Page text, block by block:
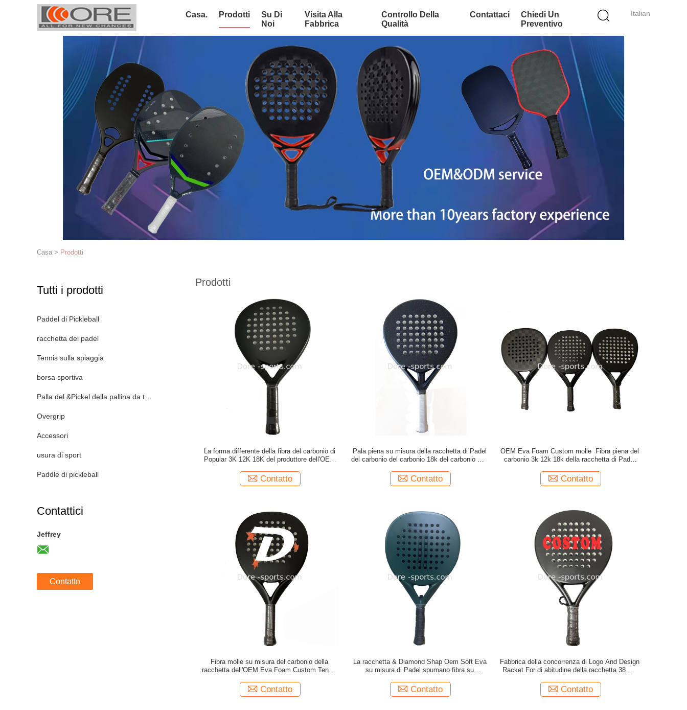
Italian
Casa. Prodotti
Su Di
Noi
Visita Alla
Fabbrica
Controllo Della
Qualità
Contattaci
Chiedi Un
Preventivo
Casa > Prodotti
Tutti i prodotti
Paddel di Pickleball
racchetta del padel
Tennis sulla spiaggia
borsa sportiva
Overgrip
Accessori
usura di sport
Paddle di pickleball
Contattici
Jeffrey
Contatto
Prodotti
La forma differente della fibra del carbonio di
Popular 3K 12K 18K del produttore dell'OEM
spiaggia di Padel delle racchette di Padel
Contatto
Pala piena su misura della racchetta di Padel
del carbonio del carbonio 18k del carbonio 12k
per il giocatore
Contatto
OEM Eva Foam Custom molle Fibra piena del
carbonio 3k 12k 18k della racchetta di Padel
Contatto
Fibra molle su misura del carbonio della
racchetta dell'OEM Eva Foam Custom Tennis
fabbricazione
Contatto
La racchetta & Diamond Shap Oem Soft Eva
su misura di Padel spumano fibra su
Padel del tennis dalla fabbricazione
Contatto
Fabbrica della concorrenza di Logo And Design
Racket For di abitudine della racchetta 38mm
dell'OEM Padel
Contatto